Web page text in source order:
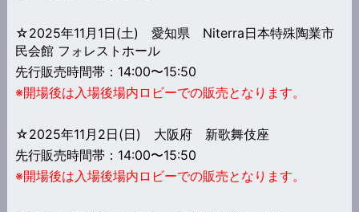
☆2025年11月1日(土) 愛知県 Niterra日本特殊陶業市
民会館 フォレストホール
先行販売時間帯：14:00〜15:50
※開場後は入場後場内ロビーでの販売となります。
☆2025年11月2日(日) 大阪府 新歌舞伎座
先行販売時間帯：14:00〜15:50
※開場後は入場後場内ロビーでの販売となります。